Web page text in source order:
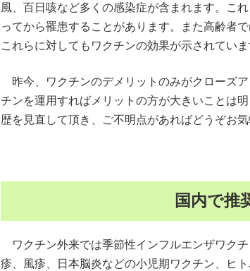
風、百日咳など多くの感染症が含まれます。こ
ってから罹患することがあります。また高齢者
これらに対してもワクチンの効果が示されていま
昨今、ワクチンのデメリットのみがクローズ
チンを運用すればメリットの方が大きいことは
歴を見直して頂き、ご不明点があればどうぞお
国内で推
ワクチン外来では季節性インフルエンザワク
疹、風疹、日本脳炎などの小児期ワクチン、ヒ